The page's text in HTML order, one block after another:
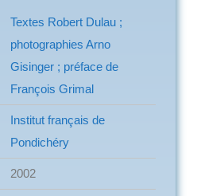
Textes Robert Dulau ;
photographies Arno
Gisinger ; préface de
François Grimal
Institut français de
Pondichéry
2002